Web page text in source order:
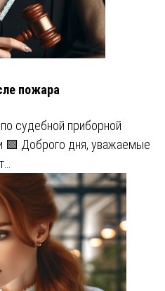
пожара
судебной приборной
🟩 Доброго дня, уважаемые